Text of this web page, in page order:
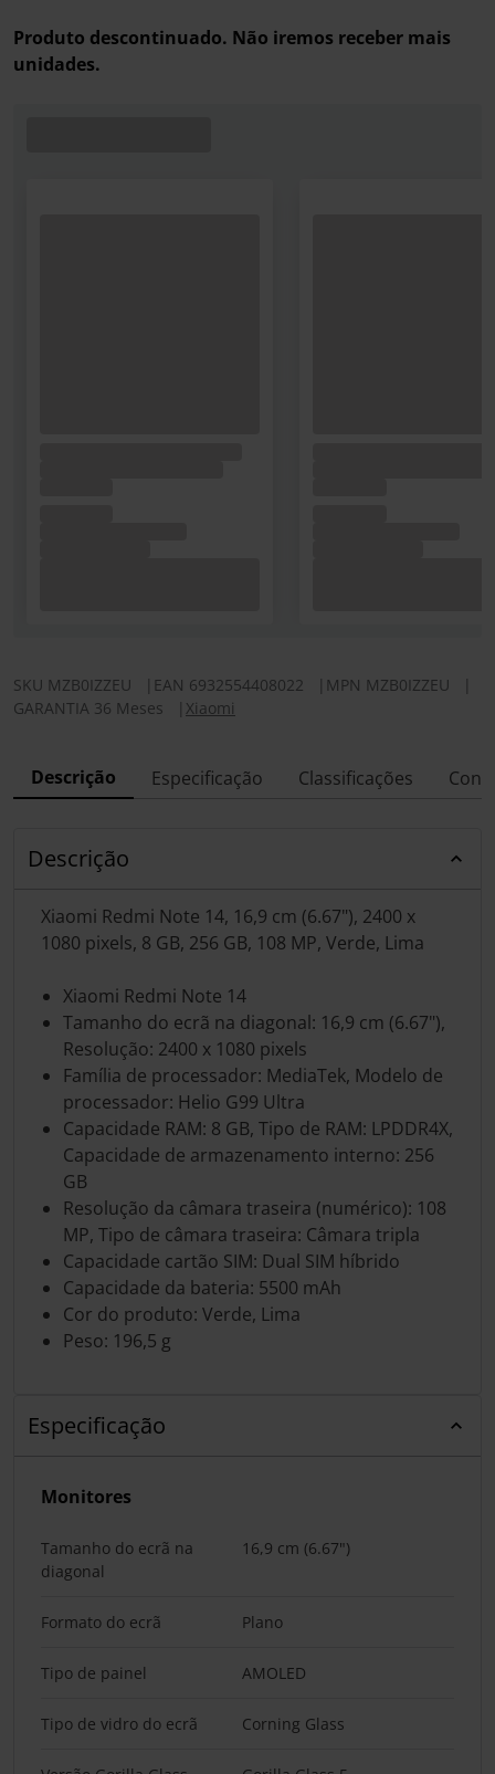
Produto descontinuado. Não iremos receber mais
unidades.
SKU MZB0IZZEU EAN 6932554408022 MPN MZB0IZZEU
GARANTIA 36 Meses
Xiaomi
Descrição Especificação Classificações
Descrição
Xiaomi Redmi Note 14, 16,9 cm (6.67"), 2400 x
1080 pixels, 8 GB, 256 GB, 108 MP, Verde, Lima
Xiaomi Redmi Note 14
Tamanho do ecrã na diagonal: 16,9 cm (6.67"),
Resolução: 2400 x 1080 pixels
Família de processador: MediaTek, Modelo de
processador: Helio G99 Ultra
Capacidade RAM: 8 GB, Tipo de RAM: LPDDR4X,
Capacidade de armazenamento interno: 256
GB
Resolução da câmara traseira (numérico): 108
MP, Tipo de câmara traseira: Câmara tripla
Capacidade cartão SIM: Dual SIM híbrido
Capacidade da bateria: 5500 mAh
Cor do produto: Verde, Lima
Peso: 196,5 g
Especificação
Monitores
Tamanho do ecrã na
diagonal
16,9 cm (6.67")
Formato do ecrã Plano
Tipo de painel AMOLED
Tipo de vidro do ecrã Corning Glass